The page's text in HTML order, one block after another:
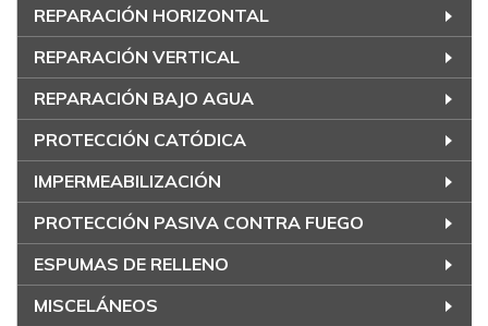
REPARACIÓN HORIZONTAL
REPARACIÓN VERTICAL
REPARACIÓN BAJO AGUA
PROTECCIÓN CATÓDICA
IMPERMEABILIZACIÓN
PROTECCIÓN PASIVA CONTRA FUEGO
ESPUMAS DE RELLENO
MISCELÁNEOS